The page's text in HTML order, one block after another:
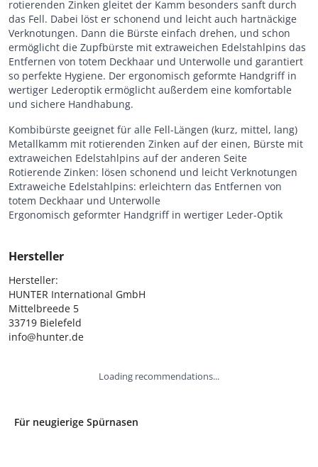
rotierenden Zinken gleitet der Kamm besonders sanft durch
das Fell. Dabei löst er schonend und leicht auch hartnäckige
Verknotungen. Dann die Bürste einfach drehen, und schon
ermöglicht die Zupfbürste mit extraweichen Edelstahlpins das
Entfernen von totem Deckhaar und Unterwolle und garantiert
so perfekte Hygiene. Der ergonomisch geformte Handgriff in
wertiger Lederoptik ermöglicht außerdem eine komfortable
und sichere Handhabung.
Kombibürste geeignet für alle Fell-Längen (kurz, mittel, lang)
Metallkamm mit rotierenden Zinken auf der einen, Bürste mit
extraweichen Edelstahlpins auf der anderen Seite
Rotierende Zinken: lösen schonend und leicht Verknotungen
Extraweiche Edelstahlpins: erleichtern das Entfernen von
totem Deckhaar und Unterwolle
Ergonomisch geformter Handgriff in wertiger Leder-Optik
Hersteller
Hersteller:
HUNTER International GmbH
Mittelbreede 5
33719 Bielefeld
info@hunter.de
Loading recommendations...
Für neugierige Spürnasen